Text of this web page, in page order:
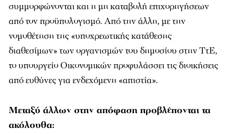
συμμορφώνονται και η μη καταβολή επιχορηγήσεων
από τον προϋπολογισμό. Από την άλλη, με την
νομοθέτηση της «υποχρεωτικής κατάθεσης
διαθεσίμων» των οργανισμών του δημοσίου στην ΤτΕ,
το υπουργείο Οικονομικών προφυλάσσει τις διοικήσεις
από ευθύνες για ενδεχόμενη «απιστία».
Μεταξύ άλλων στην απόφαση προβλέπονται τα
ακόλουθα: